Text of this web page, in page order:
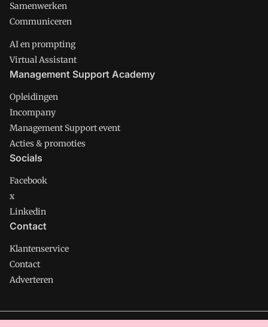
Samenwerken
Communiceren
AI en prompting
Virtual Assistant
Management Support Academy
Opleidingen
Incompany
Management Support event
Acties & promoties
Socials
Facebook
x
Linkedin
Contact
Klantenservice
Contact
Adverteren